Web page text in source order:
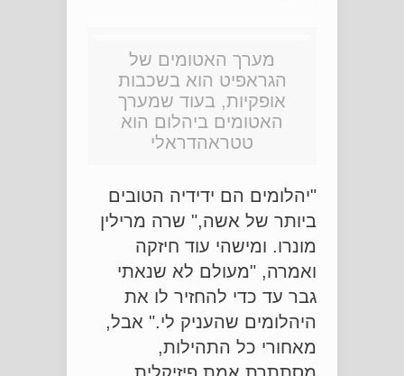
מערך האטומים של
הגראפיט הוא בשכבות
אופקיות, בעוד שמערך
האטומים ביהלום הוא
טטראהדראלי
"יהלומים הם ידידיה הטובים
ביותר של אשה," שרה מרילין
מונרו. ומישהי עוד חיזקה
ואמרה, "מעולם לא שנאתי
גבר עד כדי להחזיר לו את
היהלומים שהעניק לי." אבל,
מאחורי כל התהילות,